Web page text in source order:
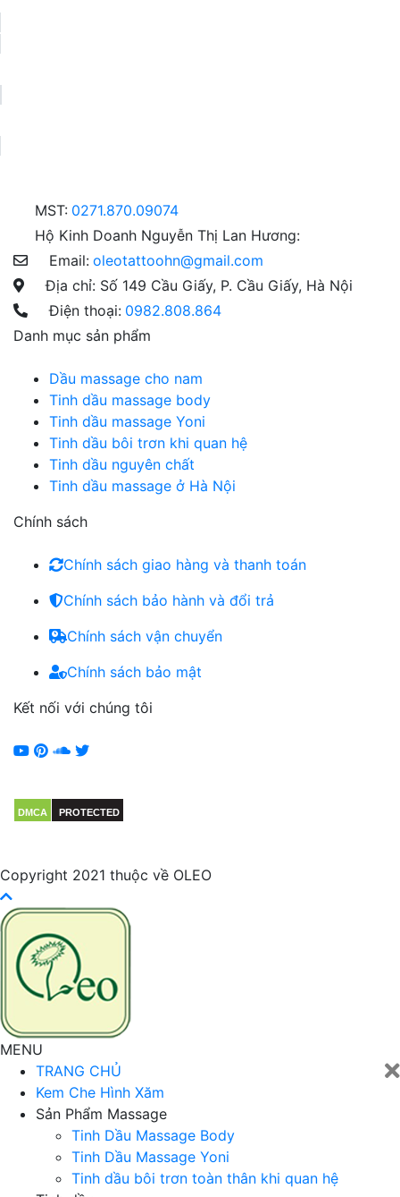
MST: 0271.870.09074
Hộ Kinh Doanh Nguyễn Thị Lan Hương:
Email: oleotattoohn@gmail.com
Địa chỉ: Số 149 Cầu Giấy, P. Cầu Giấy, Hà Nội
Điện thoại: 0982.808.864
Danh mục sản phẩm
Dầu massage cho nam
Tinh dầu massage body
Tinh dầu massage Yoni
Tinh dầu bôi trơn khi quan hệ
Tinh dầu nguyên chất
Tinh dầu massage ở Hà Nội
Chính sách
Chính sách giao hàng và thanh toán
Chính sách bảo hành và đổi trả
Chính sách vận chuyển
Chính sách bảo mật
Kết nối với chúng tôi
DMCA PROTECTED
Copyright 2021 thuộc về OLEO
MENU
TRANG CHỦ
Kem Che Hình Xăm
Sản Phẩm Massage
Tinh Dầu Massage Body
Tinh Dầu Massage Yoni
Tinh dầu bôi trơn toàn thân khi quan hệ